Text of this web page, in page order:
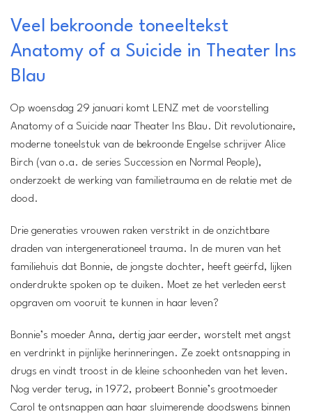
Wanneer:
Woensdag 29 januari
Entree:
20 euro
Veel bekroonde toneeltekst
Anatomy of a Suicide in Theater Ins
Blau
Op woensdag 29 januari komt LENZ met de voorstelling
Anatomy of a Suicide naar Theater Ins Blau. Dit revolutionaire,
moderne toneelstuk van de bekroonde Engelse schrijver Alice
Birch (van o.a. de series Succession en Normal People),
onderzoekt de werking van familietrauma en de relatie met de
dood.
Drie generaties vrouwen raken verstrikt in de onzichtbare
draden van intergenerationeel trauma. In de muren van het
familiehuis dat Bonnie, de jongste dochter, heeft geërfd, lijken
onderdrukte spoken op te duiken. Moet ze het verleden eerst
opgraven om vooruit te kunnen in haar leven?
Bonnie’s moeder Anna, dertig jaar eerder, worstelt met angst
en verdrinkt in pijnlijke herinneringen. Ze zoekt ontsnapping in
drugs en vindt troost in de kleine schoonheden van het leven.
Nog verder terug, in 1972, probeert Bonnie’s grootmoeder
Carol te ontsnappen aan haar sluimerende doodswens binnen